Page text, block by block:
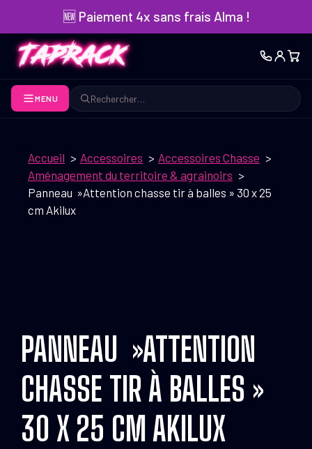
contenu
🆕 Paiement 4x sans frais Alma !
MENU
Rechercher
Accueil Accessoires
Accessoires Chasse
Aménagement du territoire & agrainoirs
Panneau »Attention chasse tir à balles » 30 x 25
cm Akilux
PANNEAU »ATTENTION
CHASSE TIR À BALLES »
30 X 25 CM AKILUX